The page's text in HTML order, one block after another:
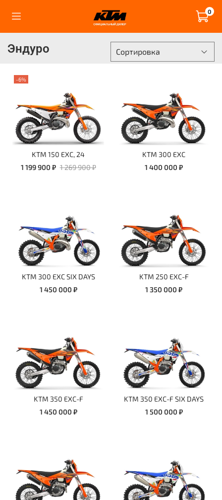
0
Эндуро
-6%
KTM 150 EXC, 24
1 199 900 ₽ 1 269 900 ₽
KTM 300 EXC
1 400 000 ₽
KTM 300 EXC SIX DAYS
1 450 000 ₽
KTM 250 EXC-F
1 350 000 ₽
KTM 350 EXC-F
1 450 000 ₽
KTM 350 EXC-F SIX DAYS
1 500 000 ₽